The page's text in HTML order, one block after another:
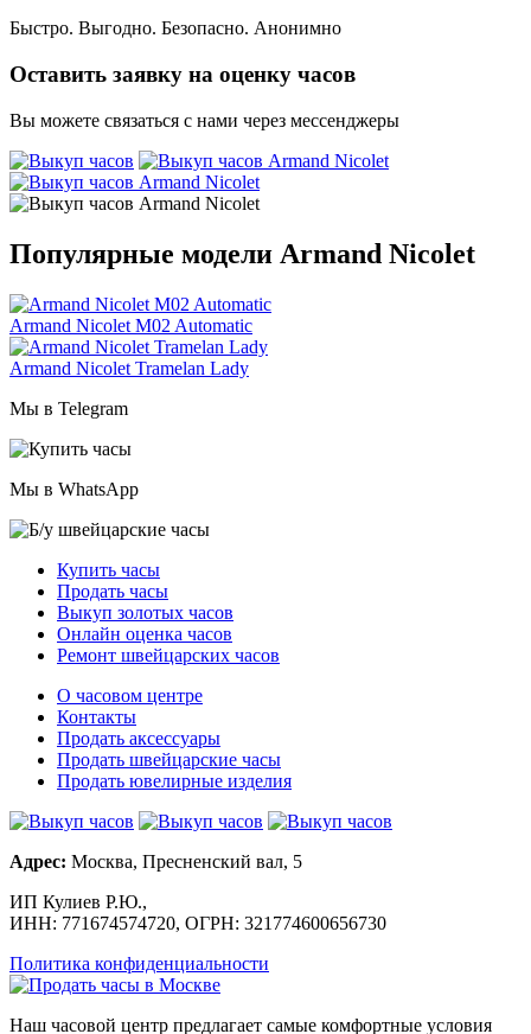
Быстро. Выгодно. Безопасно. Анонимно
Оставить заявку на оценку часов
Вы можете связаться с нами через мессенджеры
Популярные модели Armand Nicolet
Armand Nicolet M02 Automatic
Armand Nicolet Tramelan Lady
Мы в Telegram
Мы в WhatsApp
Купить часы
Продать часы
Выкуп золотых часов
Онлайн оценка часов
Ремонт швейцарских часов
О часовом центре
Контакты
Продать аксессуары
Продать швейцарские часы
Продать ювелирные изделия
Адрес: Москва, Пресненский вал, 5
ИП Кулиев Р.Ю.,
ИНН: 771674574720, ОГРН: 321774600656730
Политика конфиденциальности
Наш часовой центр предлагает самые комфортные условия